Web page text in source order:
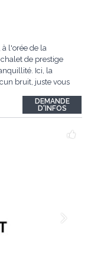
l'orée de la
de prestige
Ici, la
bruit, juste vous
nobles.
DEMANDE
D'INFOS